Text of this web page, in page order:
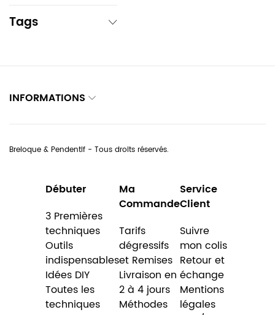
Tags
INFORMATIONS
Breloque & Pendentif - Tous droits réservés.
Débuter
3 Premières
techniques
Outils
indispensables
Idées DIY
Toutes les
techniques
Ma
Commande
Tarifs
dégressifs
et Remises
Livraison en
2 à 4 jours
Méthodes
Service
Client
Suivre
mon colis
Retour et
échange
Mentions
légales